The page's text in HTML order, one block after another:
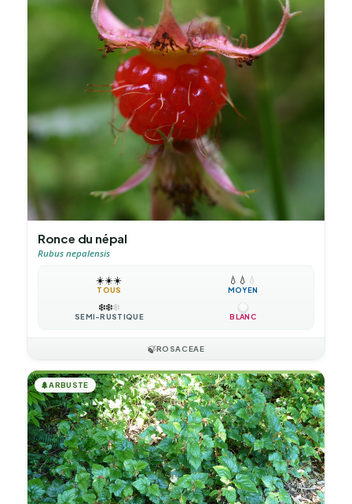
Ronce du népal
Rubus nepalensis
☀️☀️☀️
TOUS
💧 💧 💧
MOYEN
❄️❄️❄️
SEMI-RUSTIQUE BLANC
🍃ROSACEAE
🌲ARBUSTE